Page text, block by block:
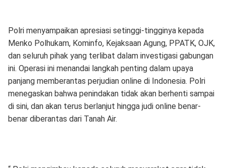
Polri menyampaikan apresiasi setinggi-tingginya kepada
Menko Polhukam, Kominfo, Kejaksaan Agung, PPATK, OJK,
dan seluruh pihak yang terlibat dalam investigasi gabungan
ini. Operasi ini menandai langkah penting dalam upaya
panjang memberantas perjudian online di Indonesia. Polri
menegaskan bahwa penindakan tidak akan berhenti sampai
di sini, dan akan terus berlanjut hingga judi online benar-
benar diberantas dari Tanah Air.